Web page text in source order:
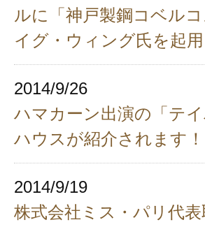
ルに「神戸製鋼コベル
イグ・ウィング氏を起用
2014/9/26
ハマカーン出演の「テ
ハウスが紹介されます！
2014/9/19
株式会社ミス・パリ代